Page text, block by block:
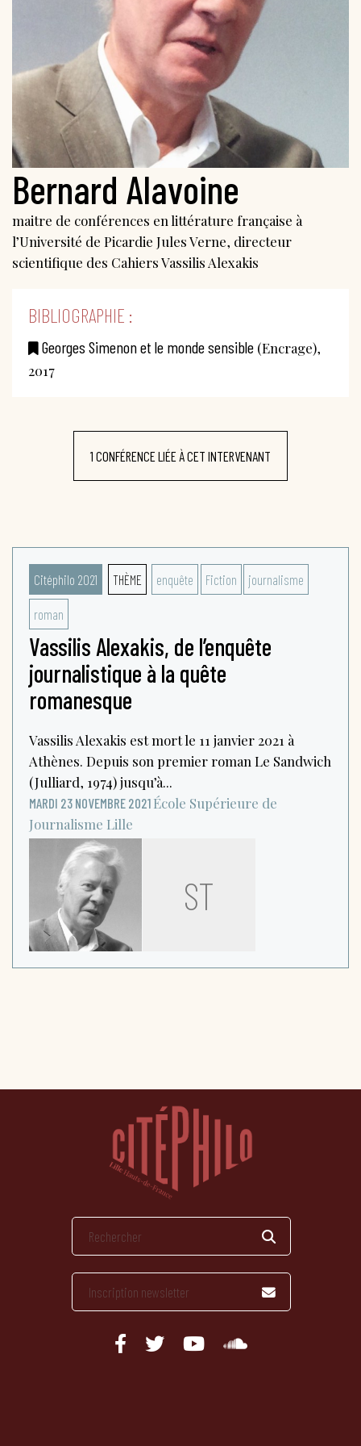
Bernard Alavoine
maitre de conférences en littérature française à
l’Université de Picardie Jules Verne, directeur
scientifique des Cahiers Vassilis Alexakis
BIBLIOGRAPHIE :
Georges Simenon et le monde sensible (Encrage),
2017
1 CONFÉRENCE LIÉE À CET INTERVENANT
Citéphilo 2021 THÈME enquête Fiction journalisme
roman
Vassilis Alexakis, de l’enquête
journalistique à la quête
romanesque
Vassilis Alexakis est mort le 11 janvier 2021 à
Athènes. Depuis son premier roman Le Sandwich
(Julliard, 1974) jusqu’à...
MARDI 23 NOVEMBRE 2021 École Supérieure de
Journalisme Lille
ST